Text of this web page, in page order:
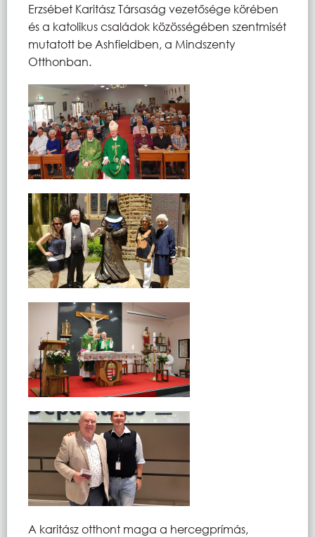
Erzsébet Karitász Társaság vezetősége körében
és a katolikus családok közösségében szentmisét
mutatott be Ashfieldben, a Mindszenty
Otthonban.
A karitász otthont maga a hercegprímás,